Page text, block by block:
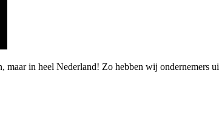
in heel Nederland! Zo hebben wij